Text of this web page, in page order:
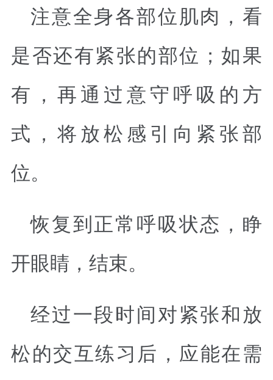
注意全身各部位肌肉，看
是否还有紧张的部位；如果
有，再通过意守呼吸的方
式，将放松感引向紧张部
位。
恢复到正常呼吸状态，睁
开眼睛，结束。
经过一段时间对紧张和放
松的交互练习后，应能在需